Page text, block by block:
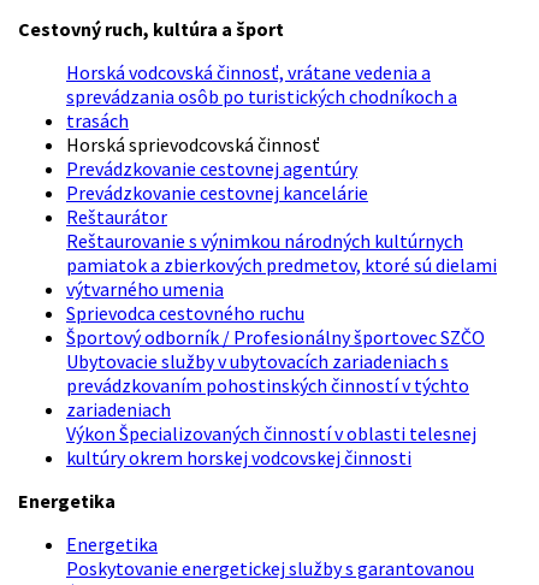
Cestovný ruch, kultúra a šport
Horská vodcovská činnosť, vrátane vedenia a
sprevádzania osôb po turistických chodníkoch a
trasách
Horská sprievodcovská činnosť
Prevádzkovanie cestovnej agentúry
Prevádzkovanie cestovnej kancelárie
Reštaurátor
Reštaurovanie s výnimkou národných kultúrnych
pamiatok a zbierkových predmetov, ktoré sú dielami
výtvarného umenia
Sprievodca cestovného ruchu
Športový odborník / Profesionálny športovec SZČO
Ubytovacie služby v ubytovacích zariadeniach s
prevádzkovaním pohostinských činností v týchto
zariadeniach
Výkon Špecializovaných činností v oblasti telesnej
kultúry okrem horskej vodcovskej činnosti
Energetika
Energetika
Poskytovanie energetickej služby s garantovanou